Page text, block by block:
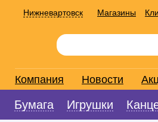
Нижневартовск Магазины
Компания Новости
Бумага Игрушки